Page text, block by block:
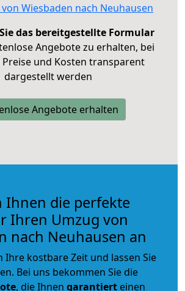
Wiesbaden nach Neuhausen
das bereitgestellte Formular
Angebote zu erhalten, bei
Preise und Kosten transparent
dargestellt werden
Angebote erhalten
Ihnen die perfekte
Ihren Umzug von
nach Neuhausen an
Ihre kostbare Zeit und lassen Sie
Bei uns bekommen Sie die
, die Ihnen garantiert einen